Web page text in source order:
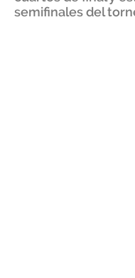
semifinales del